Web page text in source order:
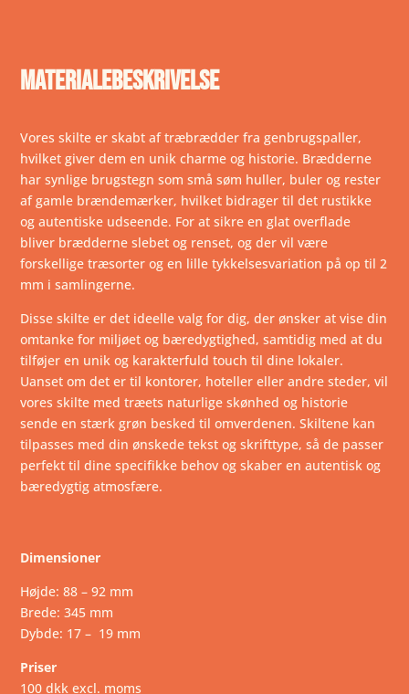
materialebeskrivelse
Vores skilte er skabt af træbrædder fra genbrugspaller,
hvilket giver dem en unik charme og historie. Brædderne
har synlige brugstegn som små søm huller, buler og rester
af gamle brændemærker, hvilket bidrager til det rustikke
og autentiske udseende. For at sikre en glat overflade
bliver brædderne slebet og renset, og der vil være
forskellige træsorter og en lille tykkelsesvariation på op til 2
mm i samlingerne.
Disse skilte er det ideelle valg for dig, der ønsker at vise din
omtanke for miljøet og bæredygtighed, samtidig med at du
tilføjer en unik og karakterfuld touch til dine lokaler.
Uanset om det er til kontorer, hoteller eller andre steder, vil
vores skilte med træets naturlige skønhed og historie
sende en stærk grøn besked til omverdenen. Skiltene kan
tilpasses med din ønskede tekst og skrifttype, så de passer
perfekt til dine specifikke behov og skaber en autentisk og
bæredygtig atmosfære.
Dimensioner
Højde: 88 – 92 mm
Brede: 345 mm
Dybde: 17 – 19 mm
Priser
100 dkk excl. moms